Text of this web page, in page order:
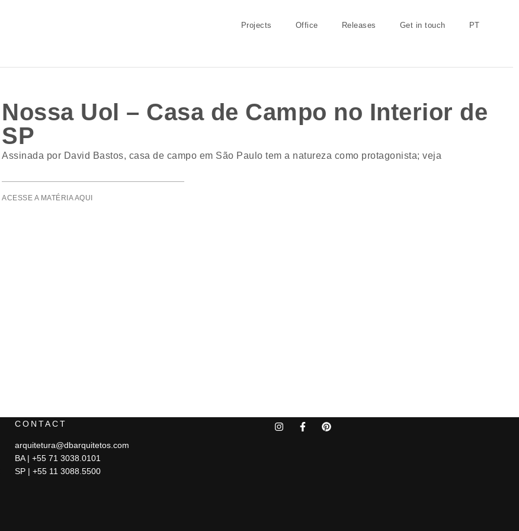
Projects Office Releases Get in touch PT
Nossa Uol – Casa de Campo no Interior de
SP
Assinada por David Bastos, casa de campo em São Paulo tem a natureza como protagonista; veja
ACESSE A MATÉRIA AQUI
CONTACT
arquitetura@dbarquitetos.com
BA | +55 71 3038.0101
SP | +55 11 3088.5500